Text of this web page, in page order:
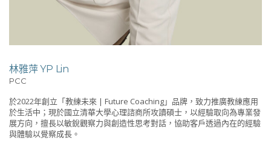
林雅萍 YP Lin
PCC
於2022年創立「教練未來 | Future Coaching」品牌，致力推廣教練應用
於生活中；現於國立清華大學心理諮商所攻讀碩士，以經驗取向為專業發
展方向，擅長以敏銳觀察力與創造性思考對話，協助客戶透過內在的經驗
與體驗以覺察成長。